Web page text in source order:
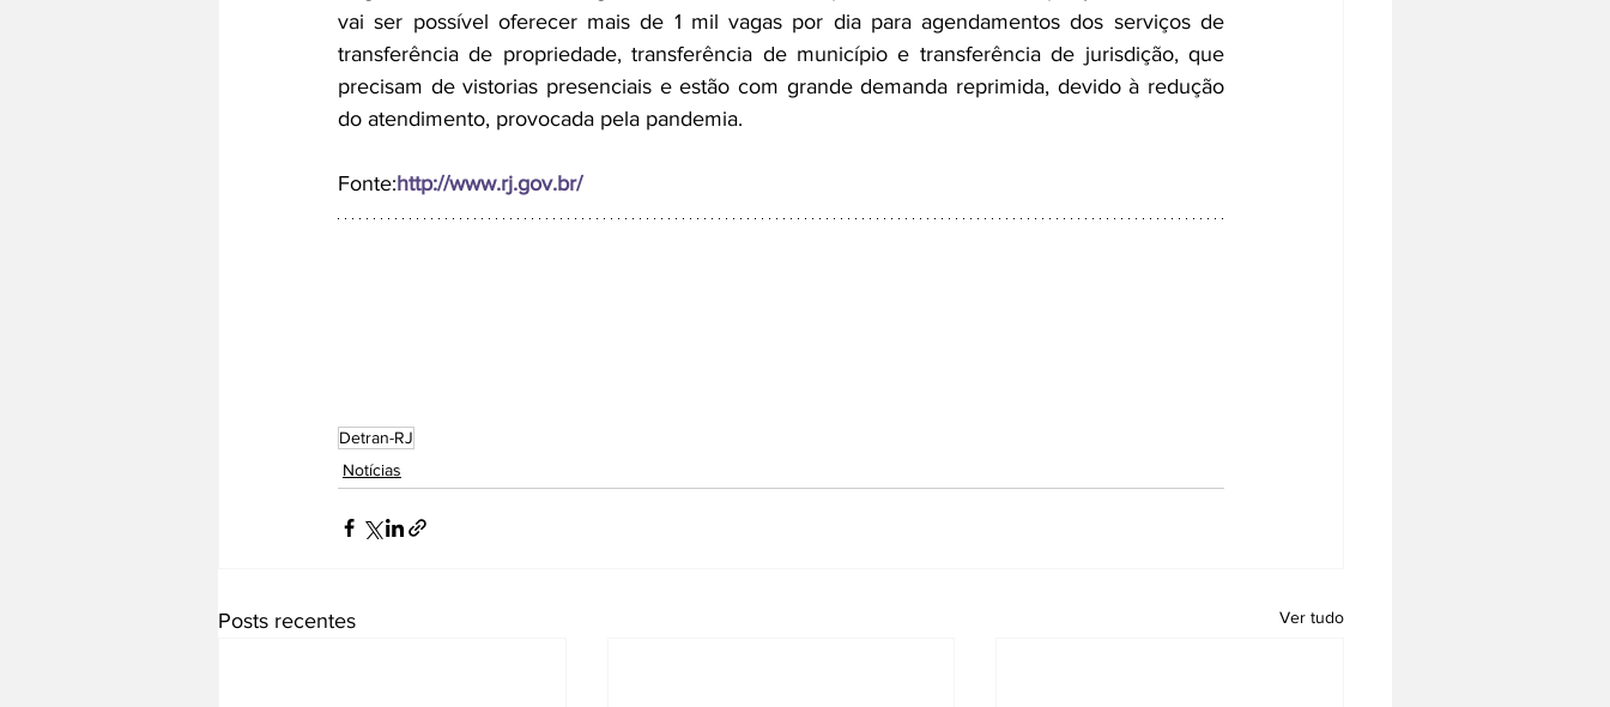
vai ser possível oferecer mais de 1 mil vagas por dia para agendamentos dos serviços de
transferência de propriedade, transferência de município e transferência de jurisdição, que
precisam de vistorias presenciais e estão com grande demanda reprimida, devido à redução
do atendimento, provocada pela pandemia.
Fonte:http://www.rj.gov.br/
Detran-RJ
Notícias
Posts recentes Ver tudo